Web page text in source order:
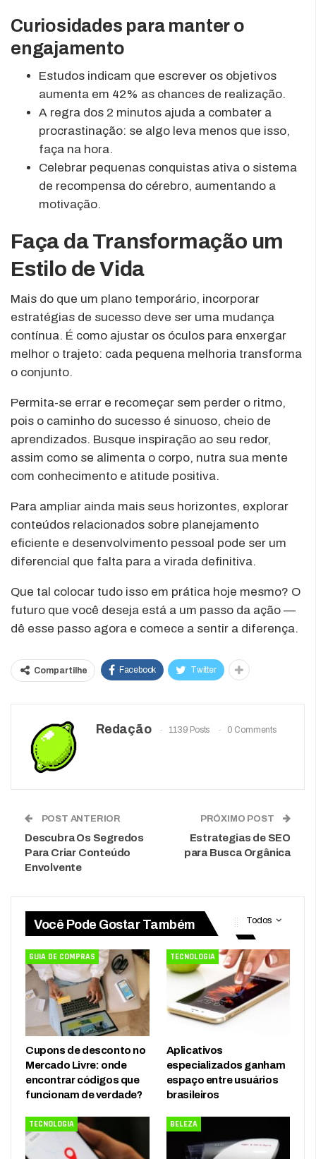
Curiosidades para manter o
engajamento
Estudos indicam que escrever os objetivos
aumenta em 42% as chances de realização.
A regra dos 2 minutos ajuda a combater a
procrastinação: se algo leva menos que isso,
faça na hora.
Celebrar pequenas conquistas ativa o sistema
de recompensa do cérebro, aumentando a
motivação.
Faça da Transformação um
Estilo de Vida
Mais do que um plano temporário, incorporar
estratégias de sucesso deve ser uma mudança
contínua. É como ajustar os óculos para enxergar
melhor o trajeto: cada pequena melhoria transforma
o conjunto.
Permita-se errar e recomeçar sem perder o ritmo,
pois o caminho do sucesso é sinuoso, cheio de
aprendizados. Busque inspiração ao seu redor,
assim como se alimenta o corpo, nutra sua mente
com conhecimento e atitude positiva.
Para ampliar ainda mais seus horizontes, explorar
conteúdos relacionados sobre planejamento
eficiente e desenvolvimento pessoal pode ser um
diferencial que falta para a virada definitiva.
Que tal colocar tudo isso em prática hoje mesmo? O
futuro que você deseja está a um passo da ação —
dê esse passo agora e comece a sentir a diferença.
Compartilhe Facebook Twitter
Redação 1139 Posts 0 Comments
POST ANTERIOR
Descubra Os Segredos
Para Criar Conteúdo
Envolvente
PRÓXIMO POST
Estrategias de SEO
para Busca Orgânica
Todos
Você Pode Gostar Também
GUIA DE COMPRAS
Cupons de desconto no
Mercado Livre: onde
encontrar códigos que
funcionam de verdade?
TECNOLOGIA
Aplicativos
especializados ganham
espaço entre usuários
brasileiros
TECNOLOGIA BELEZA